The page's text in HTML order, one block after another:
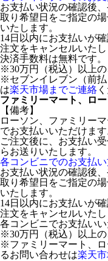
お支払い状況の確認後
取り希望日をご指定の
いたします。
14日以内にお支払いが
注文をキャンセルいたし
決済手数料は無料です。
※30万円（税込）以上の
※セブンイレブン（前
は楽天市場までご連絡
ファミリーマート、ロー
【備考】
ローソン、ファミリー
でお支払いいただけます
ご注文後に、お支払い
らお送りいたします。
各コンビニでのお支払
お支払い状況の確認後
取り希望日をご指定の
いたします。
14日以内にお支払いが
注文をキャンセルいたし
各コンビニでお支払い
※30万円（税込）以上の
※ファミリーマート、
るお問い合わせは楽天